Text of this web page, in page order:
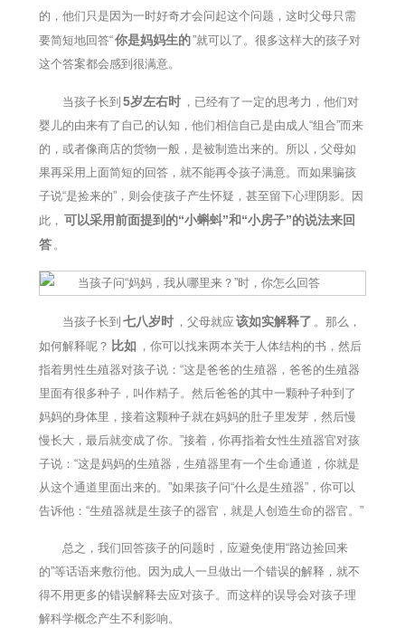
的，他们只是因为一时好奇才会问起这个问题，这时父母只需
要简短地回答“你是妈妈生的”就可以了。很多这样大的孩子对
这个答案都会感到很满意。
当孩子长到 5岁左右时 ，已经有了一定的思考力，他们对
婴儿的由来有了自己的认知，他们相信自己是由成人“组合”而来
的，或者像商店的货物一般，是被制造出来的。所以，父母如
果再采用上面简短的回答，就不能再令孩子满意。而如果骗孩
子说“是捡来的”，则会使孩子产生怀疑，甚至留下心理阴影。因
此， 可以采用前面提到的“小蝌蚪”和“小房子”的说法来回
答 。
当孩子长到 七八岁时 ，父母就应 该如实解释了 。那么，
如何解释呢？ 比如 ，你可以找来两本关于人体结构的书，然后
指着男性生殖器对孩子说：“这是爸爸的生殖器，爸爸的生殖器
里面有很多种子，叫作精子。然后爸爸的其中一颗种子种到了
妈妈的身体里，接着这颗种子就在妈妈的肚子里发芽，然后慢
慢长大，最后就变成了你。”接着，你再指着女性生殖器官对孩
子说：“这是妈妈的生殖器，生殖器里有一个生命通道，你就是
从这个通道里面出来的。”如果孩子问“什么是生殖器”，你可以
告诉他：“生殖器就是生孩子的器官，就是人创造生命的器官。”
总之，我们回答孩子的问题时，应避免使用“路边捡回来
的”等话语来敷衍他。因为成人一旦做出一个错误的解释，就不
得不用更多的错误解释去应对孩子。而这样的误导会对孩子理
解科学概念产生不利影响。